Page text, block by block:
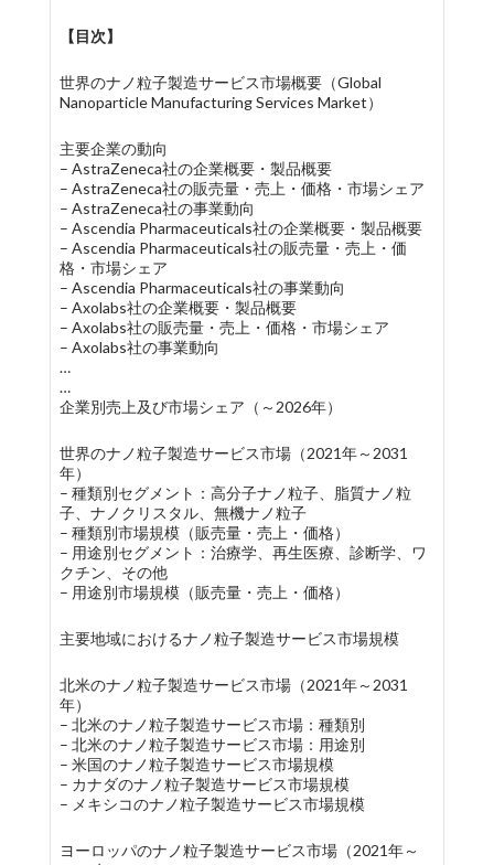
【目次】
世界のナノ粒子製造サービス市場概要（Global
Nanoparticle Manufacturing Services Market）
主要企業の動向
– AstraZeneca社の企業概要・製品概要
– AstraZeneca社の販売量・売上・価格・市場シェア
– AstraZeneca社の事業動向
– Ascendia Pharmaceuticals社の企業概要・製品概要
– Ascendia Pharmaceuticals社の販売量・売上・価
格・市場シェア
– Ascendia Pharmaceuticals社の事業動向
– Axolabs社の企業概要・製品概要
– Axolabs社の販売量・売上・価格・市場シェア
– Axolabs社の事業動向
…
…
企業別売上及び市場シェア（～2026年）
世界のナノ粒子製造サービス市場（2021年～2031
年）
– 種類別セグメント：高分子ナノ粒子、脂質ナノ粒
子、ナノクリスタル、無機ナノ粒子
– 種類別市場規模（販売量・売上・価格）
– 用途別セグメント：治療学、再生医療、診断学、ワ
クチン、その他
– 用途別市場規模（販売量・売上・価格）
主要地域におけるナノ粒子製造サービス市場規模
北米のナノ粒子製造サービス市場（2021年～2031
年）
– 北米のナノ粒子製造サービス市場：種類別
– 北米のナノ粒子製造サービス市場：用途別
– 米国のナノ粒子製造サービス市場規模
– カナダのナノ粒子製造サービス市場規模
– メキシコのナノ粒子製造サービス市場規模
ヨーロッパのナノ粒子製造サービス市場（2021年～